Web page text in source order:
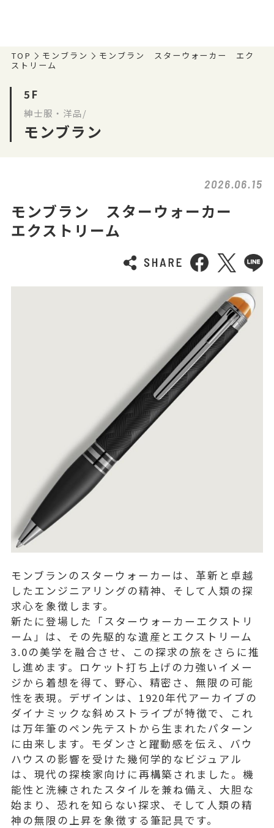
TOP モンブラン
モンブラン スターウォーカー エク
ストリーム
5F
紳士服・洋品/
モンブラン
2026.06.15
モンブラン スターウォーカー
エクストリーム
モンブランのスターウォーカーは、革新と卓越
したエンジニアリングの精神、そして人類の探
求心を象徴します。
新たに登場した「スターウォーカーエクストリ
ーム」は、その先駆的な遺産とエクストリーム
3.0の美学を融合させ、この探求の旅をさらに推
し進めます。ロケット打ち上げの力強いイメー
ジから着想を得て、野心、精密さ、無限の可能
性を表現。デザインは、1920年代アーカイブの
ダイナミックな斜めストライプが特徴で、これ
は万年筆のペン先テストから生まれたパターン
に由来します。モダンさと躍動感を伝え、バウ
ハウスの影響を受けた幾何学的なビジュアル
は、現代の探検家向けに再構築されました。機
能性と洗練されたスタイルを兼ね備え、大胆な
始まり、恐れを知らない探求、そして人類の精
神の無限の上昇を象徴する筆記具です。